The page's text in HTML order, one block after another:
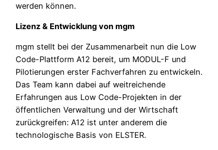
werden können.
Lizenz & Entwicklung von mgm
mgm stellt bei der Zusammenarbeit nun die Low
Code-Plattform A12 bereit, um MODUL-F und
Pilotierungen erster Fachverfahren zu entwickeln.
Das Team kann dabei auf weitreichende
Erfahrungen aus Low Code-Projekten in der
öffentlichen Verwaltung und der Wirtschaft
zurückgreifen: A12 ist unter anderem die
technologische Basis von ELSTER.